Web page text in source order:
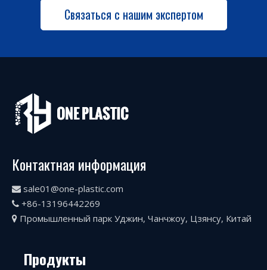
Связаться с нашим экспертом
Контактная информация
 sale01@one-plastic.com
 +86-13196442269
 Промышленный парк Уджин, Чанчжоу, Цзянсу, Китай
Продукты